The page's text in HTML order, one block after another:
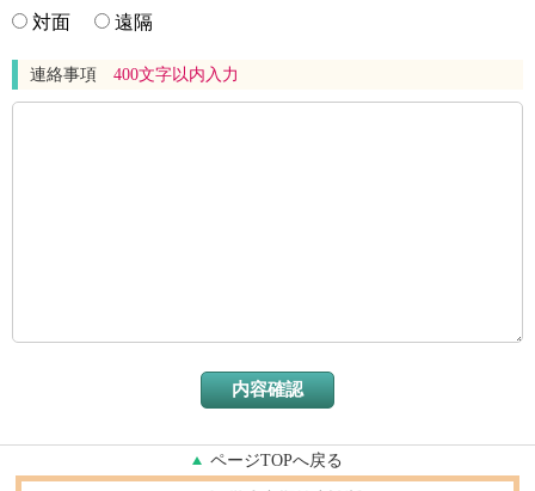
対面 遠隔
連絡事項 400文字以内入力
ページTOPへ戻る